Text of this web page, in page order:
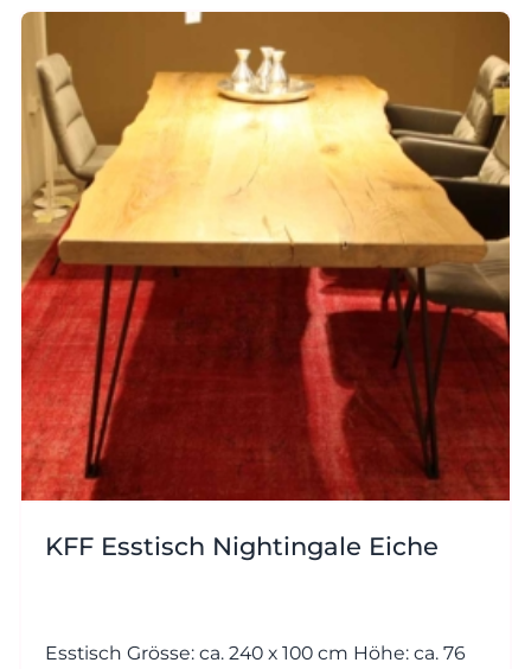
KFF Esstisch Nightingale Eiche
Esstisch Grösse: ca. 240 x 100 cm Höhe: ca. 76